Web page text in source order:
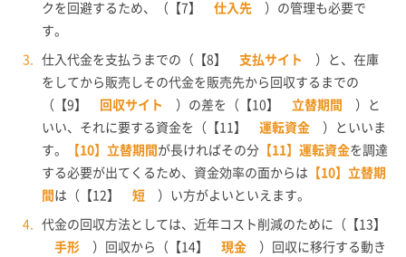
クを回避するため、（【7】
仕入先 ）の管理も必要で
す。
仕入代金を支払うまでの（【8】 支払サイト ）と、在庫
をしてから販売しその代金を販売先から回収するまでの
（【9】
回収サイト ）の差を（【10】 立替期間 ）と
いい、それに要する資金を（【11】
運転資金 ）といいま
す。
【10】立替期間 が長ければその分 【11】運転資金を調達
する必要が出てくるため、資金効率の面からは 【10】立替期
間 は（【12】 短 ）い方がよいといえます。
代金の回収方法としては、近年コスト削減のために（【13】
手形 ）回収から（【14】 現金 ）回収に移行する動き